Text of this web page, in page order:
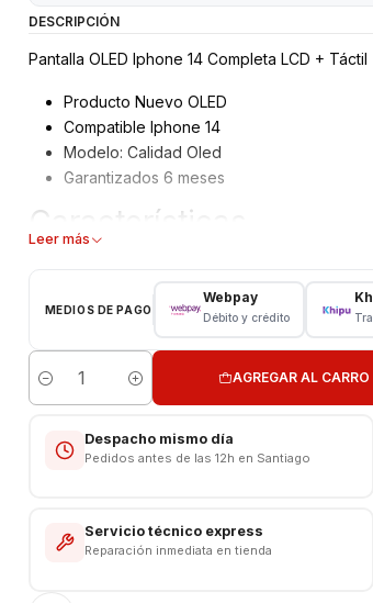
DESCRIPCIÓN
Pantalla OLED Iphone 14 Completa LCD + Táctil
Producto Nuevo OLED
Compatible Iphone 14
Modelo: Calidad Oled
Garantizados 6 meses
Características
Modelo: Iphone 14
VALOR INCLUYE INSTALACION
Respaldo VENTAS ELECTRONICAS
Leer más
MEDIOS DE PAGO
Webpay
Débito y crédito
Cantidad
AGREGAR AL CARRO
Despacho mismo día
Pedidos antes de las 12h en Santiago
Servicio técnico express
Reparación inmediata en tienda